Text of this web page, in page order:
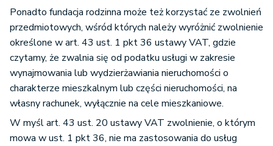
Ponadto fundacja rodzinna może też korzystać ze zwolnień
przedmiotowych, wśród których należy wyróżnić zwolnienie
określone w art. 43 ust. 1 pkt 36 ustawy VAT, gdzie
czytamy, że zwalnia się od podatku usługi w zakresie
wynajmowania lub wydzierżawiania nieruchomości o
charakterze mieszkalnym lub części nieruchomości, na
własny rachunek, wyłącznie na cele mieszkaniowe.
W myśl art. 43 ust. 20 ustawy VAT zwolnienie, o którym
mowa w ust. 1 pkt 36, nie ma zastosowania do usług